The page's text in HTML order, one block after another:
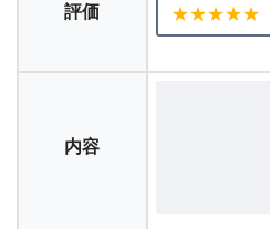
評価
内容